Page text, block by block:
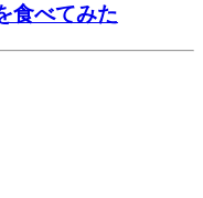
食べてみた